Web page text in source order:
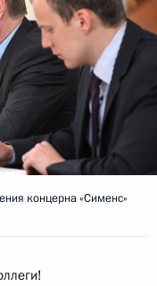
концерна «Сименс»